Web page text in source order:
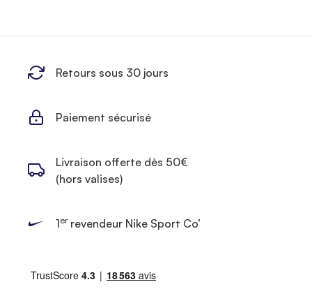
Retours sous 30 jours
Paiement sécurisé
Livraison offerte dès 50€
(hors valises)
1errevendeur Nike Sport Co’